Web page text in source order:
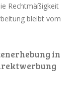
Rechtmäßigkeit
bleibt vom
in